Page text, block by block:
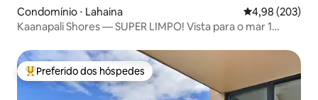
Condomínio ⋅ Lahaina 4,98 de uma
4,98 (203)
Kaanapali Shores — SUPER LIMPO! Vista para o mar 1
Entre os melhores preferidos dos hóspedes
Preferido dos hóspedes